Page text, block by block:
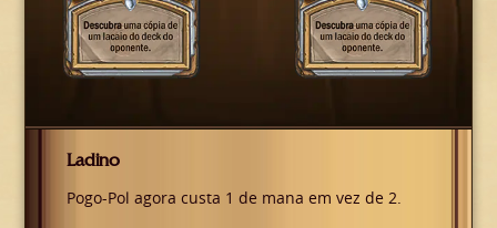
Ladino
Pogo-Pol agora custa 1 de mana em vez de 2.